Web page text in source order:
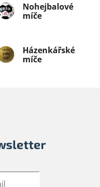
Nohejbalové
míče
Házenkářské
míče